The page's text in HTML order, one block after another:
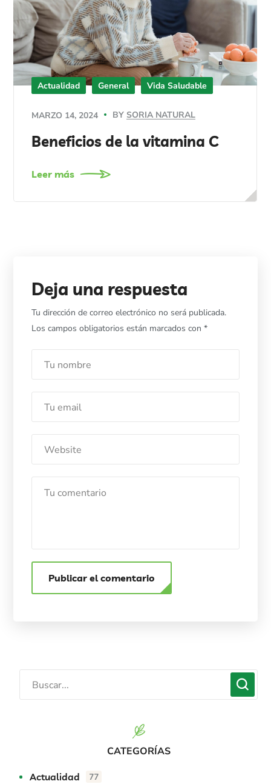
Actualidad General Vida Saludable
MARZO 14, 2024 BY SORIA NATURAL
Beneficios de la vitamina C
Leer más
Deja una respuesta
Tu dirección de correo electrónico no será publicada.
Los campos obligatorios están marcados con*
CATEGORÍAS
Actualidad 77